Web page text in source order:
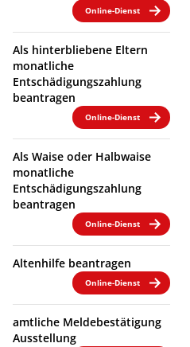
Online-Dienst
Als hinterbliebene Eltern
monatliche
Entschädigungszahlung
beantragen
Online-Dienst
Als Waise oder Halbwaise
monatliche
Entschädigungszahlung
beantragen
Online-Dienst
Altenhilfe beantragen
Online-Dienst
amtliche Meldebestätigung
Ausstellung